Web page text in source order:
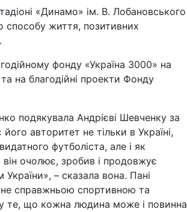
«Динамо» ім. В. Лобановського
способу життя, позитивних
фонду «Україна 3000» на
на благодійні проекти Фонду
подякувала Андрієві Шевченку за
авторитет не тільки в Україні,
футболіста, але і як
очолює, зробив і продовжує
– сказала вона. Пані
справжньою спортивною та
те, що кожна людина може і повинна